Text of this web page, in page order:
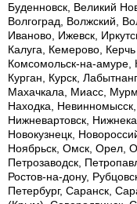
Буденновск, Великий
Волгоград, Волжский,
Иваново, Ижевск,
Калуга, Кемерово,
Комсомольск-на-амуре,
Курган, Курск,
Махачкала, Миасс,
Находка,
Нижневартовск,
Новокузнецк,
Ноябрьск, Омск, Орел,
Петрозаводск,
Ростов-на-дону,
Петербург, Саранск,